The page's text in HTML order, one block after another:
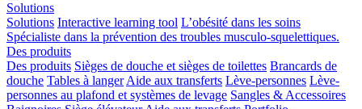
Solutions
Solutions Interactive learning tool L’obésité dans les soins
Spécialiste dans la prévention des troubles musculo-squelettiques.
Des produits
Des produits Sièges de douche et sièges de toilettes Brancards de
douche Tables à langer Aide aux transferts Lève-personnes Lève-
personnes au plafond et systèmes de levage Sangles & Accessoires